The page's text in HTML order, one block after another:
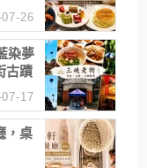
26
染夢
古蹟
17
，桌